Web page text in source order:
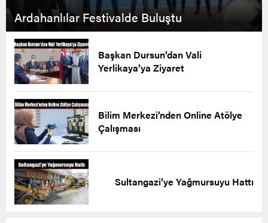
Ardahanlılar Festivalde Buluştu
Başkan Dursun’dan Vali
Yerlikaya’ya Ziyaret
Bilim Merkezi’nden Online Atölye
Çalışması
Sultangazi’ye Yağmursuyu Hattı